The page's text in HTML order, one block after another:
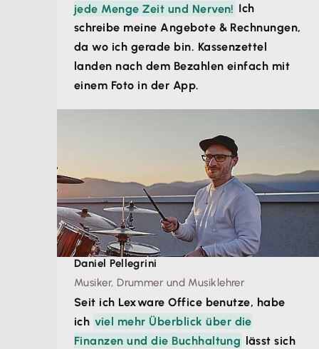
jede Menge Zeit und Nerven! Ich
schreibe meine Angebote & Rechnungen,
da wo ich gerade bin. Kassenzettel
landen nach dem Bezahlen einfach mit
einem Foto in der App.
Daniel Pellegrini
Musiker, Drummer und Musiklehrer
Seit ich Lexware Office benutze, habe
ich viel mehr Überblick über die
Finanzen und die Buchhaltung lässt sich